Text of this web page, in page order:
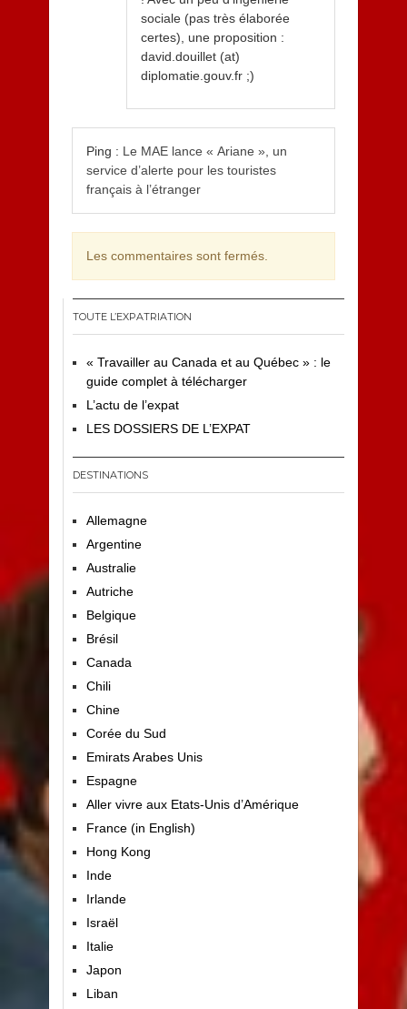
sociale (pas très élaborée
certes), une proposition :
david.douillet (at)
diplomatie.gouv.fr ;)
Ping : Le MAE lance « Ariane », un
service d’alerte pour les touristes
français à l’étranger
Les commentaires sont fermés.
TOUTE L’EXPATRIATION
« Travailler au Canada et au Québec » : le
guide complet à télécharger
L’actu de l’expat
LES DOSSIERS DE L’EXPAT
DESTINATIONS
Allemagne
Argentine
Australie
Autriche
Belgique
Brésil
Canada
Chili
Chine
Corée du Sud
Emirats Arabes Unis
Espagne
Aller vivre aux Etats-Unis d’Amérique
France (in English)
Hong Kong
Inde
Irlande
Israël
Italie
Japon
Liban